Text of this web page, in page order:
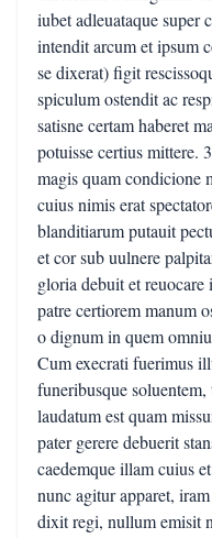
iubet adleuataque super
intendit arcum et ipsum
se dixerat) figit
spiculum ostendit ac
satisne certam haberet
potuisse certius mittere.
magis quam condicione
cuius nimis erat
blanditiarum putauit
et cor sub uulnere
gloria debuit et
patre certiorem manum
o dignum in quem
Cum execrati fuerimus
funeribusque
laudatum est quam
pater gerere debuerit
caedemque illam cuius
nunc agitur apparet,
dixit regi, nullum emisit